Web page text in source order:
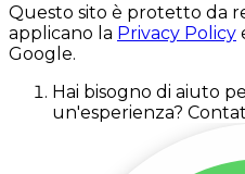
Questo sito è protetto da
applicano la Privacy Policy
Google.
Hai bisogno di aiuto
un'esperienza?